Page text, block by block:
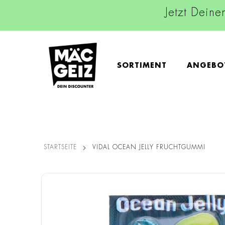
Jetzt
SORTIMENT
STARTSEITE VIDAL OCEAN JELLY FRUCHTGUMMI
Zum